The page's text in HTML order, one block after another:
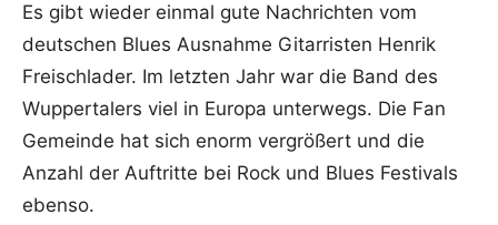
Es gibt wieder einmal gute Nachrichten vom
deutschen Blues Ausnahme Gitarristen Henrik
Freischlader. Im letzten Jahr war die Band des
Wuppertalers viel in Europa unterwegs. Die Fan
Gemeinde hat sich enorm vergrößert und die
Anzahl der Auftritte bei Rock und Blues Festivals
ebenso.